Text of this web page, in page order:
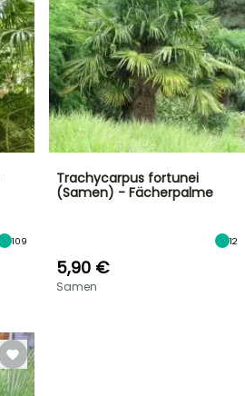
109
Trachycarpus fortunei
(Samen) - Fächerpalme
12
5,90 €
Samen